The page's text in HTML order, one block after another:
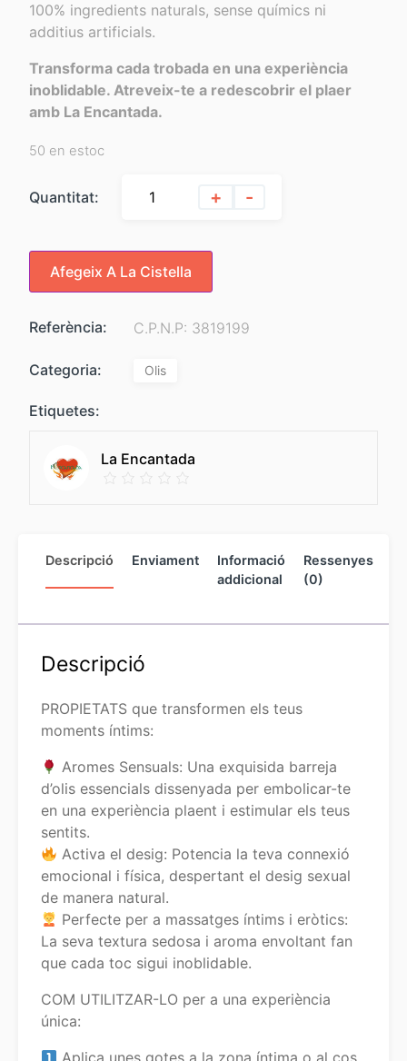
100% ingredients naturals, sense químics ni
additius artificials.
Transforma cada trobada en una experiència
inoblidable. Atreveix-te a redescobrir el plaer
amb La Encantada.
50 en estoc
Quantitat: + -
Afegeix A La Cistella
Referència: C.P.N.P: 3819199
Categoria: Olis
Etiquetes:
La Encantada
Descripció Enviament
Informació
addicional
Ressenyes
(0)
Descripció
PROPIETATS que transformen els teus
moments íntims:
Aromes Sensuals: Una exquisida barreja
d’olis essencials dissenyada per embolicar-te
en una experiència plaent i estimular els teus
sentits.
Activa el desig: Potencia la teva connexió
emocional i física, despertant el desig sexual
de manera natural.
Perfecte per a massatges íntims i eròtics:
La seva textura sedosa i aroma envoltant fan
que cada toc sigui inoblidable.
COM UTILITZAR-LO per a una experiència
única: